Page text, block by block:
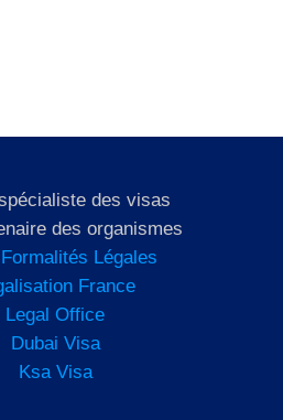
des visas
des organismes
Légales
France
Legal Office
Dubai Visa
Ksa Visa